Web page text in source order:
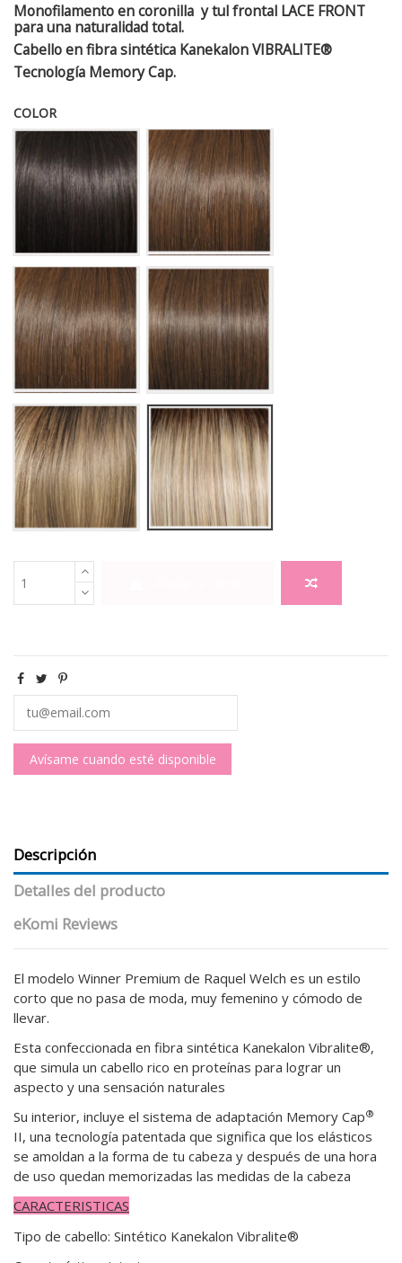
Monofilamento en coronilla y tul frontal LACE FRONT
para una naturalidad total.
Cabello en fibra sintética Kanekalon VIBRALITE®
Tecnología Memory Cap.
COLOR
RL 2/4 OFF BLACK
RL 4-6 BLACK COFFEE
RL 6/8 DARK CHOCOLATERL 10/12 SUNLIT CHESTNUT
RL 10/22 SS SHADED CAPPUCCINORL 16/21 SHADED SAND
Descripción
Detalles del producto
eKomi Reviews
El modelo Winner Premium de Raquel Welch es un estilo
corto que no pasa de moda, muy femenino y cómodo de
llevar.
Esta confeccionada en fibra sintética Kanekalon Vibralite®,
que simula un cabello rico en proteínas para lograr un
aspecto y una sensación naturales
Su interior, incluye el sistema de adaptación Memory Cap®
II, una tecnología patentada que significa que los elásticos
se amoldan a la forma de tu cabeza y después de una hora
de uso quedan memorizadas las medidas de la cabeza
CARACTERISTICAS
Tipo de cabello: Sintético Kanekalon Vibralite®